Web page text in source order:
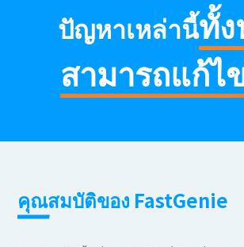
ปัญหาเหล่านี้ทั้
สามารถแก้ไ
คุณสมบัติของ FastGenie